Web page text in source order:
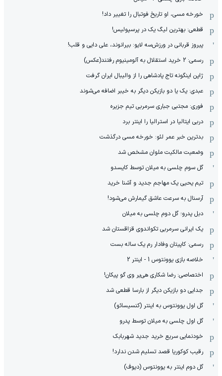
خورخه مسی، او تاریخ فوتبال را تغییر داد!
قطعی: بهترین لیگ یک در پرسپولیس!
پیروز قربانی در ورزش‌سه لایو: بیرانوند، علی دایی و قلب!
رسمی: 2 خرید استقلال به آلومینیوم رفتند(عکس)
ژاپن اینگونه تاج پادشاهی را از والیبال ایران گرفت
عبدی: یک یا دو بازیکن دیگر به خیبر اضافه می‌شوند
فوری: مجتبی جباری سرمربی تیم جزیره
دربی ایتالیا در استرالیا را اینتر برد
بدترین خبر عمر لئو: خورخه مسی درگذشت
وضعیت مالکیت ملوان مشخص شد
گل سوم چلسی به میلان توسط کایسدو
تیم یحیی یک مهاجم جدید و آشنا خرید
آرسنال به سرعت عاشق گیمارش می‌شود!
دبل پدرو؛ گل دوم چلسی به میلان
یک ایرانی سرمربی تکواندوی قزاقستان شد
رسمی: کاپیتان وفادار رم یک ساله بست
خلاصه بازی یوونتوس 1 - اینتر 2
اختصاصی: رضا شکاری هی‌یر وی‌ گو پیکان!
جدایی دو بازیکن دیگر از بارسا قطعی شد
گل اول یوونتوس به اینتر (کنسیسائو)
گل اول چلسی به میلان توسط پدرو
خودنمایی سریع خرید جدید شهربابک
رقیب کوکوریا قصد تسلیم شدن ندارد!
گل دوم اینتر به یوونتوس (دیوف)